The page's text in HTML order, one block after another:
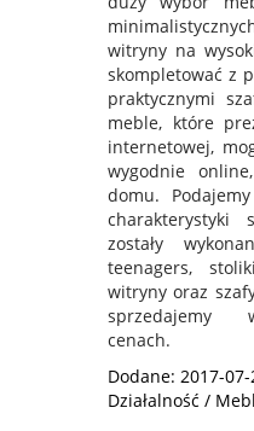
witryny na
skompletować z
praktycznymi
meble, które
internetowej,
wygodnie
domu.
charakterystyki
zostały
teenagers,
witryny oraz
sprzedajemy
cenach.
Dodane: 2017-
Działalność /